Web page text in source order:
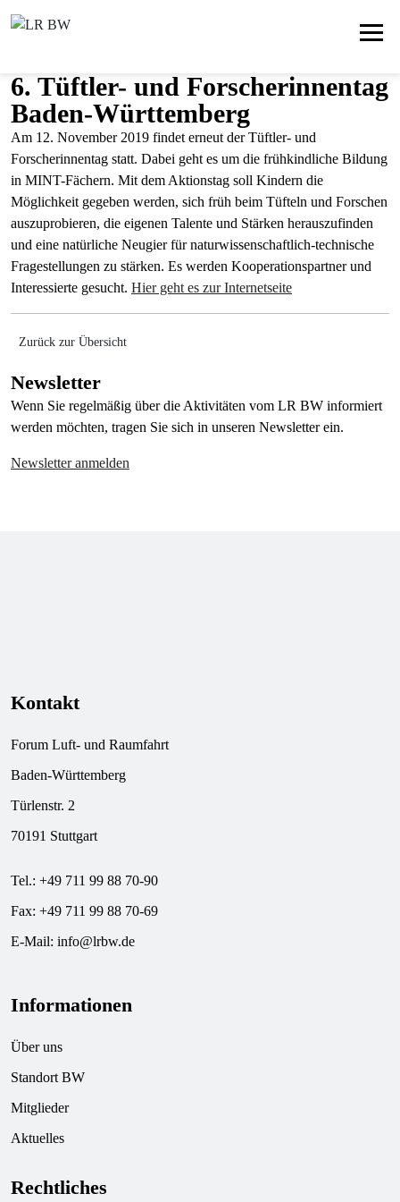
6. Tüftler- und Forscherinnentag
Baden-Württemberg
Am 12. November 2019 findet erneut der Tüftler- und
Forscherinnentag statt. Dabei geht es um die frühkindliche Bildung
in MINT-Fächern. Mit dem Aktionstag soll Kindern die
Möglichkeit gegeben werden, sich früh beim Tüfteln und Forschen
auszuprobieren, die eigenen Talente und Stärken herauszufinden
und eine natürliche Neugier für naturwissenschaftlich-technische
Fragestellungen zu stärken. Es werden Kooperationspartner und
Interessierte gesucht. Hier geht es zur Internetseite
Zurück zur Übersicht
Newsletter
Wenn Sie regelmäßig über die Aktivitäten vom LR BW informiert
werden möchten, tragen Sie sich in unseren Newsletter ein.
Newsletter anmelden
Kontakt
Forum Luft- und Raumfahrt
Baden-Württemberg
Türlenstr. 2
70191 Stuttgart
Tel.: +49 711 99 88 70-90
Fax: +49 711 99 88 70-69
E-Mail: info@lrbw.de
Informationen
Über uns
Standort BW
Mitglieder
Aktuelles
Rechtliches